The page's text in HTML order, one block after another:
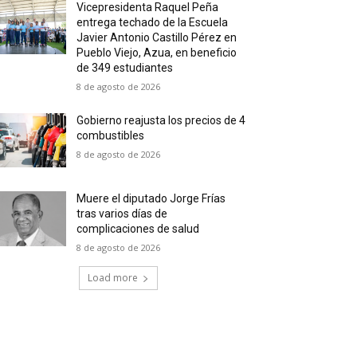
Vicepresidenta Raquel Peña
entrega techado de la Escuela
Javier Antonio Castillo Pérez en
Pueblo Viejo, Azua, en beneficio
de 349 estudiantes
8 de agosto de 2026
Gobierno reajusta los precios de 4
combustibles
8 de agosto de 2026
Muere el diputado Jorge Frías
tras varios días de
complicaciones de salud
8 de agosto de 2026
Load more